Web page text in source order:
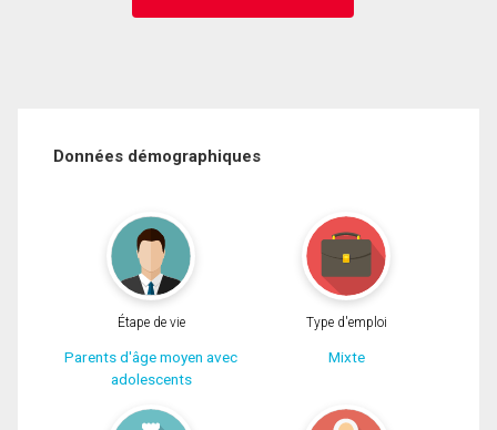
Données démographiques
Étape de vie
Parents d'âge moyen avec
adolescents
Type d'emploi
Mixte